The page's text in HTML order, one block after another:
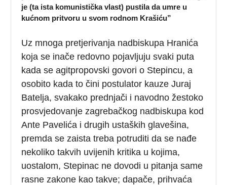
je (ta ista komunistička vlast) pustila da umre u
kućnom pritvoru u svom rodnom Krašiću”
Uz mnoga pretjerivanja nadbiskupa Hranića
koja se inače redovno pojavljuju svaki puta
kada se agitpropovski govori o Stepincu, a
osobito kada to čini postulator kauze Juraj
Batelja, svakako prednjači i navodno žestoko
prosvjedovanje zagrebačkog nadbiskupa kod
Ante Pavelića i drugih ustaških glavešina,
premda se zaista treba potruditi da se nađe
nekoliko takvih uvijenih kritika u kojima,
uostalom, Stepinac ne dovodi u pitanja same
rasne zakone kao takve; dapače, prihvaća